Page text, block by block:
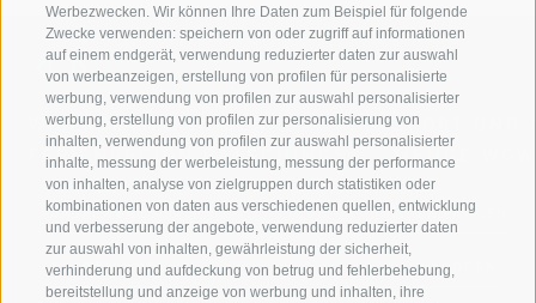
Werbezwecken. Wir können Ihre Daten zum Beispiel für folgende
Zwecke verwenden: speichern von oder zugriff auf informationen
auf einem endgerät, verwendung reduzierter daten zur auswahl
von werbeanzeigen, erstellung von profilen für personalisierte
werbung, verwendung von profilen zur auswahl personalisierter
werbung, erstellung von profilen zur personalisierung von
inhalten, verwendung von profilen zur auswahl personalisierter
inhalte, messung der werbeleistung, messung der performance
von inhalten, analyse von zielgruppen durch statistiken oder
kombinationen von daten aus verschiedenen quellen, entwicklung
und verbesserung der angebote, verwendung reduzierter daten
zur auswahl von inhalten, gewährleistung der sicherheit,
verhinderung und aufdeckung von betrug und fehlerbehebung,
bereitstellung und anzeige von werbung und inhalten, ihre
WILLKOMMEN IN DER
FERIENREGION RATSCHINGS
JAUFENTAL
RATSCHINGS
SPORT UND
MENGE
SKIFAHREN
WANDERN